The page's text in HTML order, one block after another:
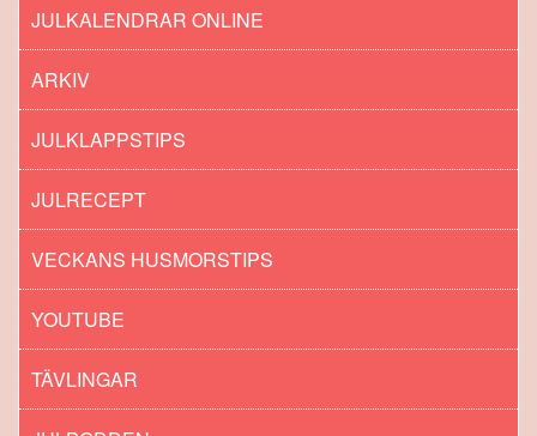
JULKALENDRAR ONLINE
ARKIV
JULKLAPPSTIPS
JULRECEPT
VECKANS HUSMORSTIPS
YOUTUBE
TÄVLINGAR